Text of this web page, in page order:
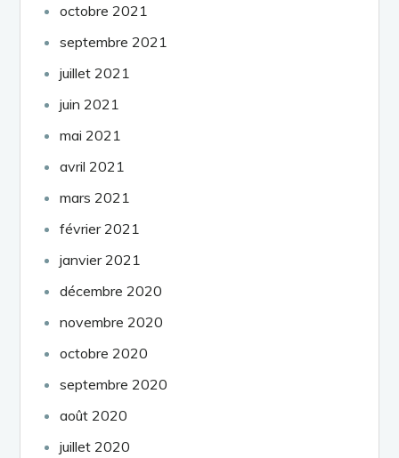
octobre 2021
septembre 2021
juillet 2021
juin 2021
mai 2021
avril 2021
mars 2021
février 2021
janvier 2021
décembre 2020
novembre 2020
octobre 2020
septembre 2020
août 2020
juillet 2020